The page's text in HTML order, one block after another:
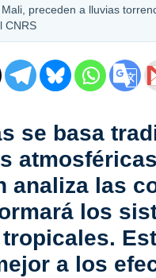
preceden a lluvias
CNRS
se basa
analiza las
los
a los